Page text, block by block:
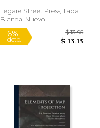
Legare Street Press, Tapa
Blanda, Nuevo